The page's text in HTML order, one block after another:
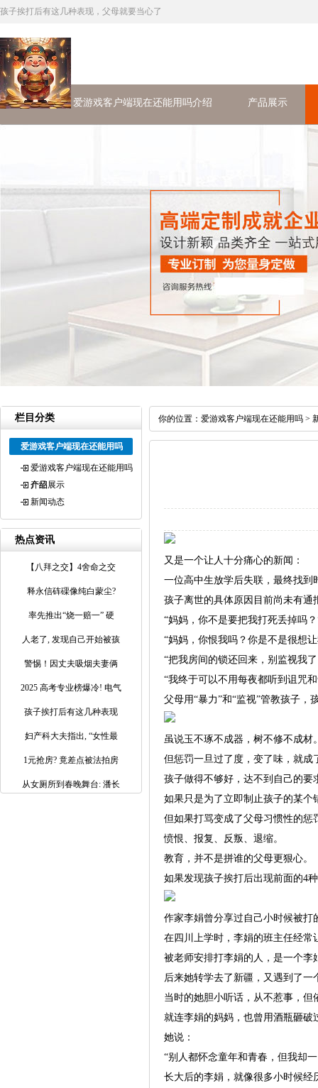
孩子挨打后有这几种表现，父母就要当心了
首页 爱游戏客户端现在还能用吗介绍 产品展示
栏目分类
爱游戏客户端现在还能用吗
爱游戏客户端现在还能用吗
介绍
产品展示
新闻动态
热点资讯
【八拜之交】4舍命之交
释永信砗磲像纯白蒙尘?
率先推出“烧一赔一” 硬
人老了, 发现自己开始被孩
警惕！因丈夫吸烟夫妻俩
2025 高考专业榜爆冷! 电气
孩子挨打后有这几种表现
妇产科大夫指出, “女性最
1元抢房? 竟差点被法拍房
从女厕所到春晚舞台: 潘长
你的位置： 爱游戏客户端现在还能用吗 >
又是一个让人十分痛心的新闻：
一位高中生放学后失联，最终找到
孩子离世的具体原因目前尚未有
“妈妈，你不是要把我打死丢掉吗？
“妈妈，你恨我吗？你是不是很想
“把我房间的锁还回来，别监视我
“我终于可以不用每夜都听到诅咒
父母用“暴力”和“监视”管教孩子，
虽说玉不琢不成器，树不修不成材
但惩罚一旦过了度，变了味，就
孩子做得不够好，达不到自己的
如果只是为了立即制止孩子的某个
但如果打骂变成了父母习惯性的惩
愤恨、报复、反叛、退缩。
教育，并不是拼谁的父母更狠心。
如果发现孩子挨打后出现前面的4
作家李娟曾分享过自己小时候被打
在四川上学时，李娟的班主任经
被老师安排打李娟的人，是一个
后来她转学去了新疆，又遇到了一
当时的她胆小听话，从不惹事，
就连李娟的妈妈，也曾用酒瓶砸破
她说：
“别人都怀念童年和青春，但我却
长大后的李娟，就像很多小时候经